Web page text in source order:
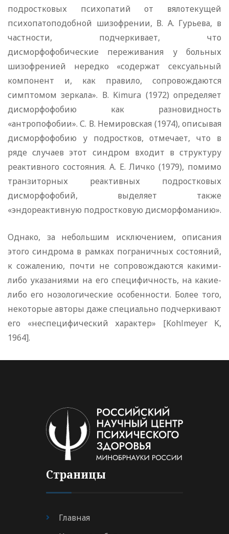
подростковых психопатий от вялотекущей
психопатоподобной шизофрении, В. А. Гурьева, в
частности, подчеркивает, что
дисморфофобические переживания у больных
шизофренией нередко «содержат сексуальный
компонент и, как правило, сопровождаются
симптомом зеркала». В. Kimura (1972) определяет
дисморфофобию как разновидность
«антропофобии». С. В. Немировская (1974), описывая
дисморфофобию у подростков, отмечает, что в
ряде случаев этот синдром входит в структуру
реактивного состояния. А. Е. Личко (1979), помимо
транзиторных реактивных подростковых
дисморфофобий, выделяет также
«эндореактивную подростковую дисморфоманию».
Однако, за небольшим исключением, описания
этого синдрома в рамках пограничных состояний,
к сожалению, почти не сопровождаются какими-
либо указаниями на его специфичность, на какие-
либо его нозологические особенности. Более того,
некоторые авторы даже специально подчеркивают
его «неспецифический характер» [Kohlmeyer K,
1964].
Страницы
Главная